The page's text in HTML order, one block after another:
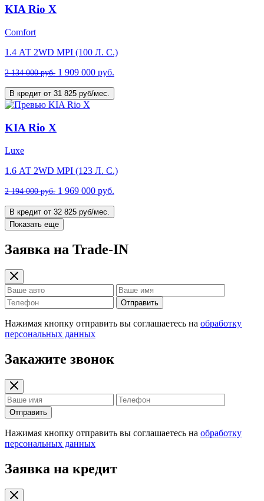
KIA Rio X
Comfort
1.4 АТ 2WD MPI (100 Л. C.)
2 134 000 руб. 1 909 000 руб.
В кредит от 31 825 руб/мес.
KIA Rio X
Luxe
1.6 АТ 2WD MPI (123 Л. C.)
2 194 000 руб. 1 969 000 руб.
В кредит от 32 825 руб/мес.
Показать еще
Заявка на Trade-IN
Отправить
Нажимая кнопку отправить вы соглашаетесь на обработку
персональных данных
Закажите звонок
Отправить
Нажимая кнопку отправить вы соглашаетесь на обработку
персональных данных
Заявка на кредит